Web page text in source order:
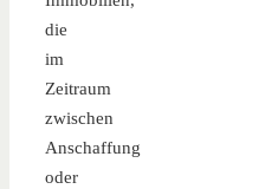
die
im
Zeitraum
zwischen
Anschaffung
oder